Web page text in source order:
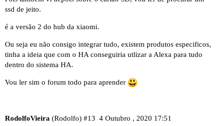
ssd de jeito.
é a versão 2 do hub da xiaomi.
Ou seja eu não consigo integrar tudo, existem produtos especificos,
tinha a ideia que com o HA conseguiria utlizar a Alexa para tudo
dentro do sistema HA.
Vou ler sim o forum todo para aprender
RodolfoVieira (Rodolfo) 4 Outubro , 2020 17:51
#13